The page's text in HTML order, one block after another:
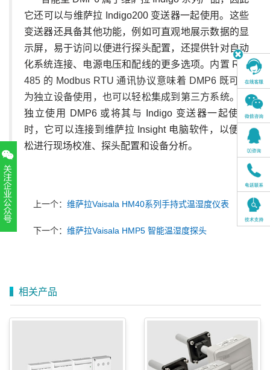
它还可以与维萨拉 Indigo200 变送器一起使用。这些
变送器还具备其他功能，例如可直观地展示数据的显
示屏，易于访问以便进行探头配置，还提供针对自动
化系统连接、电源电压和配线的更多选项。 内置 RS-
485 的 Modbus RTU 通讯协议意味着 DMP6 既可作
为独立设备使用，也可以轻松集成到第三方系统。
在
独立使用 DMP6 或将其与 Indigo 变送器一起使用
时，它可以连接到维萨拉 Insight 电脑软件，以便轻
松进行现场校准、探头配置和设备分析。
上一个： 维萨拉Vaisala HM40系列手持式温湿度仪表
下一个： 维萨拉Vaisala HMP5 智能温湿度探头
相关产品
扫一扫，关注官方账号